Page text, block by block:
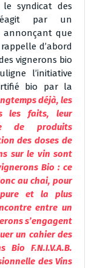
le syndicat des
par un
annonçant que
d’abord
vignerons bio
l’initiative
bio par la
déjà, les
les faits, leur
de produits
des doses de
sur le vin sont
Bio : ce
au chai, pour
pure et la plus
entre un
s’engagent
un cahier des
F.N.I.V.A.B.
des Vins